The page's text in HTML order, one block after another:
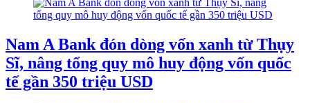
Nam A Bank đón dòng vốn xanh từ Thụy
Sĩ, nâng tổng quy mô huy động vốn quốc
tế gần 350 triệu USD